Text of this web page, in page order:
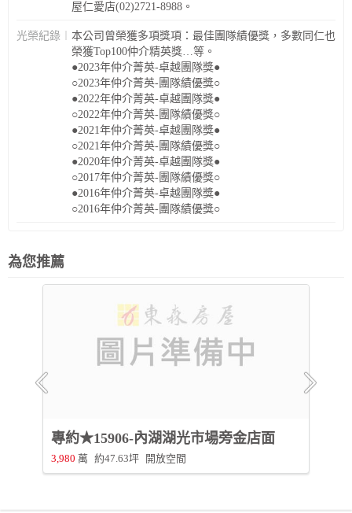
屋仁愛店(02)2721-8988。
光榮紀錄︱ 本公司曾榮獲多項獎項：最佳團隊績優獎，多數同仁也
榮獲Top100仲介精英獎…等。
●2023年仲介菁英-卓越團隊獎●
○2023年仲介菁英-團隊績優獎○
●2022年仲介菁英-卓越團隊獎●
○2022年仲介菁英-團隊績優獎○
●2021年仲介菁英-卓越團隊獎●
○2021年仲介菁英-團隊績優獎○
●2020年仲介菁英-卓越團隊獎●
○2017年仲介菁英-團隊績優獎○
●2016年仲介菁英-卓越團隊獎●
○2016年仲介菁英-團隊績優獎○
為您推薦
專約★15906-內湖湖光市場旁金店面
3,980 萬 約47.63坪 開放空間